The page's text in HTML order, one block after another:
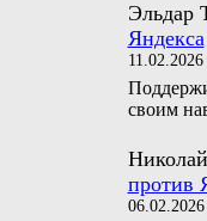
Эльдар
Яндекса
11.02.2026
своим
против
06.02.2026